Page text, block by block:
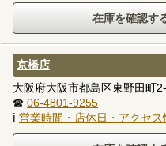
京橋店
大阪府大阪市都島区東野田町
☎ 06-4801-9255
ℹ 営業時間・店休日・アクセス